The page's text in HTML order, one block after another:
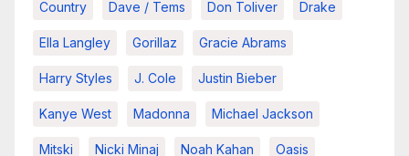
Country Dave / Tems Don Toliver Drake
Ella Langley Gorillaz Gracie Abrams
Harry Styles J. Cole Justin Bieber
Kanye West Madonna Michael Jackson
Mitski Nicki Minaj Noah Kahan Oasis